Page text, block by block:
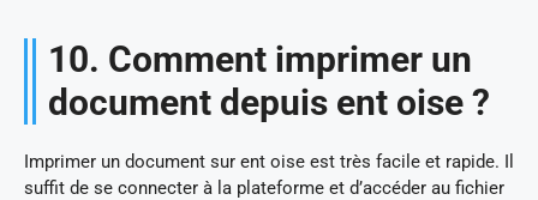
10. Comment imprimer un
document depuis ent oise ?
Imprimer un document sur ent oise est très facile et rapide. Il
suffit de se connecter à la plateforme et d’accéder au fichier